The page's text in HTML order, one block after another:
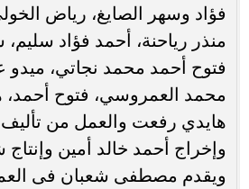
فؤاد وسهر الصايغ، رياض
منذر رياحنة، أحمد فؤاد
فتوح أحمد محمد نجاتي، ميدو
محمد العمروسي، فتوح أحمد،
هايدي رفعت والعمل من
وإخراج أحمد خالد أمين
ويقدم مصطفى شعبان فى